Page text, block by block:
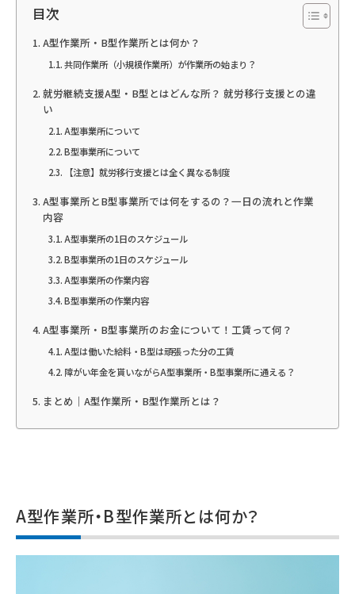
目次
A型作業所・B型作業所とは何か？
共同作業所（小規模作業所）が作業所の始まり？
就労継続支援A型・B型とはどんな所？ 就労移行支援との違
い
A型事業所について
B型事業所について
【注意】就労移行支援とは全く異なる制度
A型事業所とB型事業所では何をするの？一日の流れと作業
内容
A型事業所の1日のスケジュール
B型事業所の1日のスケジュール
A型事業所の作業内容
B型事業所の作業内容
A型事業所・B型事業所のお金について！工賃って何？
A型は働いた給料・B型は頑張った分の工賃
障がい年金を貰いながらA型事業所・B型事業所に通える？
まとめ｜A型作業所・B型作業所とは？
A型作業所・B型作業所とは何か？